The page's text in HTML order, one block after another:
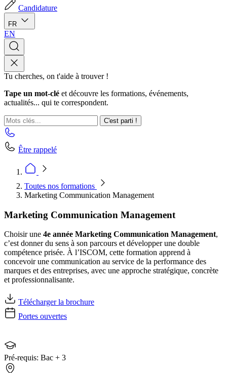
Candidature
FR
EN
Tu cherches, on t'aide à trouver !
Tape un mot-clé et découvre les formations, événements,
actualités... qui te correspondent.
C'est parti !
Être rappelé
Toutes nos formations
Marketing Communication Management
Marketing Communication Management
Choisir une 4e année Marketing Communication Management,
c’est donner du sens à son parcours et développer une double
compétence prisée. À l’ISCOM, cette formation apprend à
concevoir une communication au service de la performance des
marques et des entreprises, avec une approche stratégique, concrète
et professionnalisante.
Télécharger la brochure
Portes ouvertes
Pré-requis: Bac + 3